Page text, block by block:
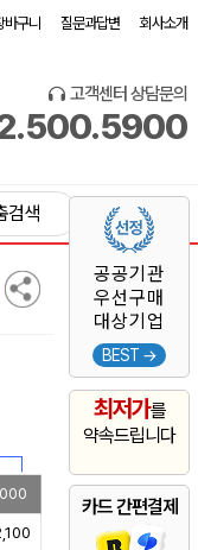
바구니 질문과답변 회사소개
고객센터 상담문의
공공기관
우선구매
대상기업
BEST →
최저가를
약속드립니다
카드 간편결제
검색